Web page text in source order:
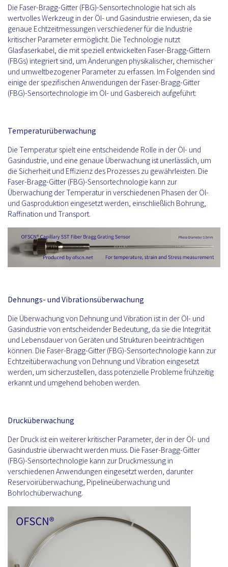
Die Faser-Bragg-Gitter (FBG)-Sensortechnologie hat sich als
wertvolles Werkzeug in der Öl- und Gasindustrie erwiesen, da sie
genaue Echtzeitmessungen verschiedener für die Industrie
kritischer Parameter ermöglicht. Die Technologie nutzt
Glasfaserkabel, die mit speziell entwickelten Faser-Bragg-Gittern
(FBGs) integriert sind, um Änderungen physikalischer, chemischer
und umweltbezogener Parameter zu erfassen. Im Folgenden sind
einige der spezifischen Anwendungen der Faser-Bragg-Gitter
(FBG)-Sensortechnologie im Öl- und Gasbereich aufgeführt:
Temperaturüberwachung
Die Temperatur spielt eine entscheidende Rolle in der Öl- und
Gasindustrie, und eine genaue Überwachung ist unerlässlich, um
die Sicherheit und Effizienz des Prozesses zu gewährleisten. Die
Faser-Bragg-Gitter (FBG)-Sensortechnologie kann zur
Überwachung der Temperatur in verschiedenen Phasen der Öl-
und Gasproduktion eingesetzt werden, einschließlich Bohrung,
Raffination und Transport.
Dehnungs- und Vibrationsüberwachung
Die Überwachung von Dehnung und Vibration ist in der Öl- und
Gasindustrie von entscheidender Bedeutung, da sie die Integrität
und Lebensdauer von Geräten und Strukturen beeinträchtigen
können. Die Faser-Bragg-Gitter (FBG)-Sensortechnologie kann zur
Echtzeitüberwachung von Dehnung und Vibration eingesetzt
werden, um sicherzustellen, dass potenzielle Probleme frühzeitig
erkannt und umgehend behoben werden.
Drucküberwachung
Der Druck ist ein weiterer kritischer Parameter, der in der Öl- und
Gasindustrie überwacht werden muss. Die Faser-Bragg-Gitter
(FBG)-Sensortechnologie kann zur Druckmessung in
verschiedenen Anwendungen eingesetzt werden, darunter
Reservoirüberwachung, Pipelineüberwachung und
Bohrlochüberwachung.